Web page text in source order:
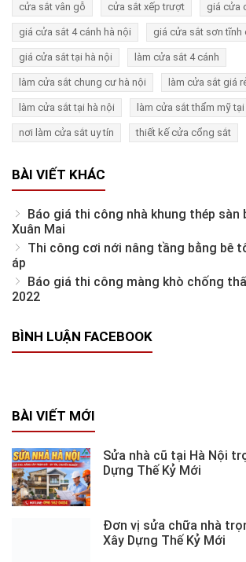
cửa sắt vân gỗ cửa sắt xếp trượt giá cửa
giá cửa sắt 4 cánh hà nội giá cửa sắt sơn tĩnh
giá cửa sắt tại hà nội làm cửa sắt 4 cánh
làm cửa sắt chung cư hà nội làm cửa sắt giá
làm cửa sắt tại hà nội làm cửa sắt thẩm mỹ
nơi làm cửa sắt uy tín thiết kế cửa cổng sắt
BÀI VIẾT KHÁC
Báo giá thi công nhà khung thép sàn
Xuân Mai
Thi công cơi nới nâng tầng bằng bê
áp
Báo giá thi công màng khò chống
2022
BÌNH LUẬN FACEBOOK
BÀI VIẾT MỚI
Sửa nhà cũ tại Hà Nội
Dựng Thế Kỷ Mới
Đơn vị sửa chữa nhà
Xây Dựng Thế Kỷ Mới